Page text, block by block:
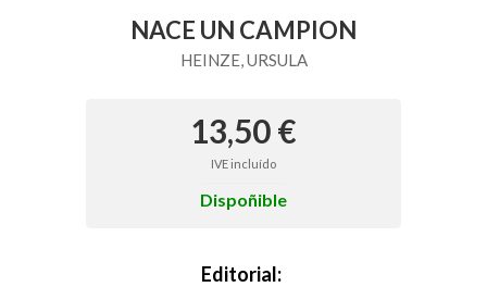
NACE UN CAMPION
HEINZE, URSULA
13,50 €
IVE incluído
Dispoñible
Editorial: